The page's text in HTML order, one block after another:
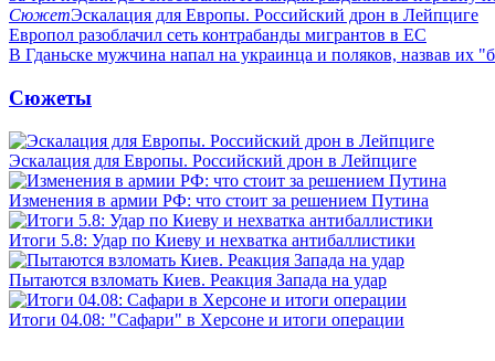
СюжетЭскалация для Европы. Российский дрон в Лейпциге
Европол разоблачил сеть контрабанды мигрантов в ЕС
В Гданьске мужчина напал на украинца и поляков, назвав их
Сюжеты
Эскалация для Европы. Российский дрон в Лейпциге
Изменения в армии РФ: что стоит за решением Путина
Итоги 5.8: Удар по Киеву и нехватка антибаллистики
Пытаются взломать Киев. Реакция Запада на удар
Итоги 04.08: "Сафари" в Херсоне и итоги операции